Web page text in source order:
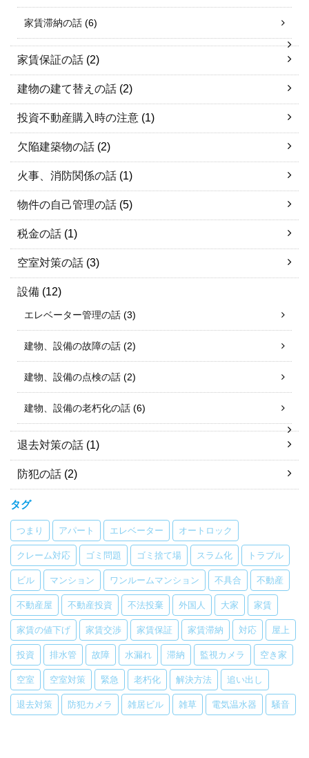
家賃滞納の話 (6)
家賃保証の話 (2)
建物の建て替えの話 (2)
投資不動産購入時の注意 (1)
欠陥建築物の話 (2)
火事、消防関係の話 (1)
物件の自己管理の話 (5)
税金の話 (1)
空室対策の話 (3)
設備 (12)
エレベーター管理の話 (3)
建物、設備の故障の話 (2)
建物、設備の点検の話 (2)
建物、設備の老朽化の話 (6)
退去対策の話 (1)
防犯の話 (2)
タグ
つまり アパート エレベーター オートロック
クレーム対応 ゴミ問題 ゴミ捨て場 スラム化 トラブル
ビル マンション ワンルームマンション 不具合 不動産
不動産屋 不動産投資 不法投棄 外国人 大家 家賃
家賃の値下げ 家賃交渉 家賃保証 家賃滞納 対応 屋上
投資 排水管 故障 水漏れ 滞納 監視カメラ 空き家
空室 空室対策 緊急 老朽化 解決方法 追い出し
退去対策 防犯カメラ 雑居ビル 雑草 電気温水器 騒音